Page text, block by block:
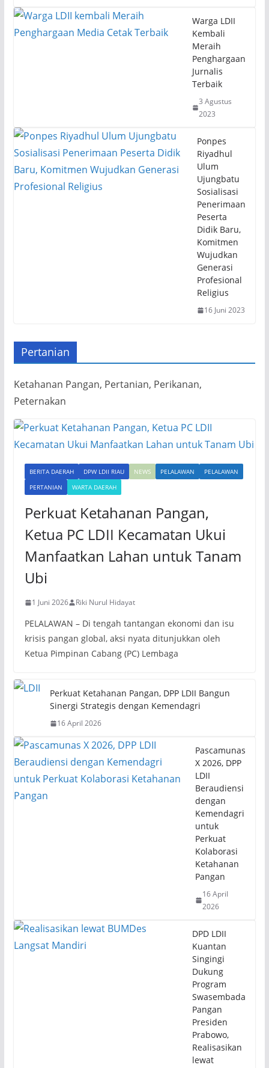
Warga LDII
Kembali
Meraih
Penghargaan
Jurnalis
Terbaik
3 Agustus
2023
Ponpes
Riyadhul
Ulum
Ujungbatu
Sosialisasi
Penerimaan
Peserta
Didik Baru,
Komitmen
Wujudkan
Generasi
Profesional
Religius
16 Juni 2023
Pertanian
Ketahanan Pangan, Pertanian, Perikanan,
Peternakan
BERITA DAERAH DPW LDII RIAU NEWS PELALAWAN
PELALAWAN
PERTANIAN
WARTA DAERAH
Perkuat Ketahanan Pangan,
Ketua PC LDII Kecamatan Ukui
Manfaatkan Lahan untuk Tanam
Ubi
1 Juni 2026 Riki Nurul Hidayat
PELALAWAN – Di tengah tantangan ekonomi dan isu
krisis pangan global, aksi nyata ditunjukkan oleh
Ketua Pimpinan Cabang (PC) Lembaga
Perkuat Ketahanan Pangan, DPP LDII Bangun
Sinergi Strategis dengan Kemendagri
16 April 2026
Pascamunas
X 2026, DPP
LDII
Beraudiensi
dengan
Kemendagri
untuk
Perkuat
Kolaborasi
Ketahanan
Pangan
16 April
2026
DPD LDII
Kuantan
Singingi
Dukung
Program
Swasembada
Pangan
Presiden
Prabowo,
Realisasikan
lewat